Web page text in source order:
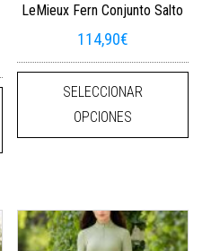
Este producto tiene múltiples
LeMieux Fern Conjunto Salto
114,90€
SELECCIONAR
OPCIONES